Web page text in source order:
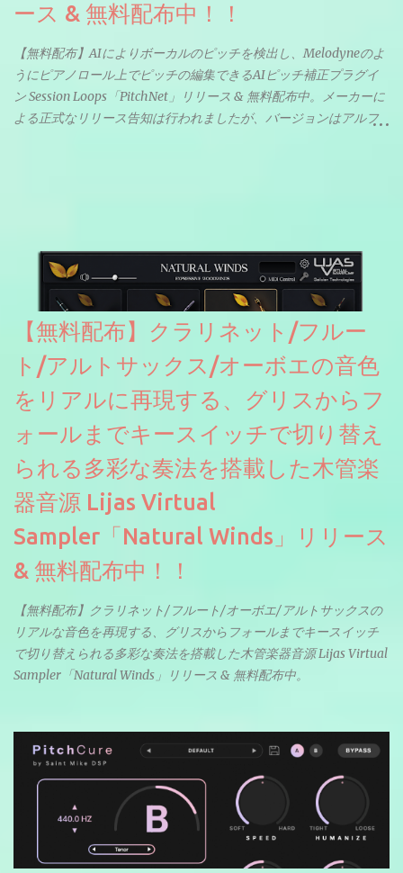
ース & 無料配布中！！
【無料配布】AIによりボーカルのピッチを検出し、Melodyneのよ
うにピアノロール上でピッチの編集できるAIピッチ補正プラグイ
ン Session Loops「PitchNet」リリース & 無料配布中。メーカーに
よる正式なリリース告知は行われましたが、バージョンはアルフ
ソースを元に設計・改良した製品のようです。
【無料配布】クラリネット/フルー
ト/アルトサックス/オーボエの音色
をリアルに再現する、グリスからフ
ォールまでキースイッチで切り替え
られる多彩な奏法を搭載した木管楽
器音源 Lijas Virtual
Sampler「Natural Winds」リリース
& 無料配布中！！
【無料配布】クラリネット/フルート/オーボエ/アルトサックスの
リアルな音色を再現する、グリスからフォールまでキースイッチ
で切り替えられる多彩な奏法を搭載した木管楽器音源 Lijas Virtual
Sampler「Natural Winds」リリース & 無料配布中。